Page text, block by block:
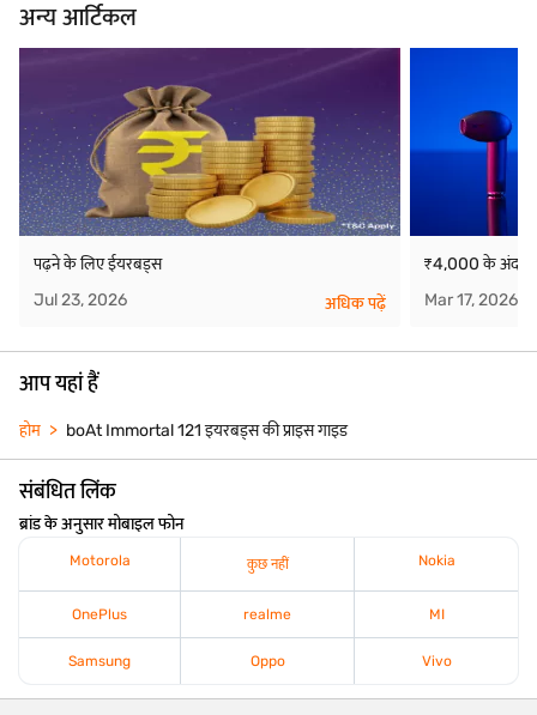
अन्य आर्टिकल
पढ़ने के लिए ईयरबड्स
Jul 23, 2026
अधिक पढ़ें
₹4,000 के अंदर
Mar 17, 2026
आप यहां हैं
होम boAt Immortal 121 इयरबड्स की प्राइस गाइड
संबंधित लिंक
ब्रांड के अनुसार मोबाइल फोन
Motorola कुछ नहीं Nokia
OnePlus realme MI
Samsung Oppo Vivo